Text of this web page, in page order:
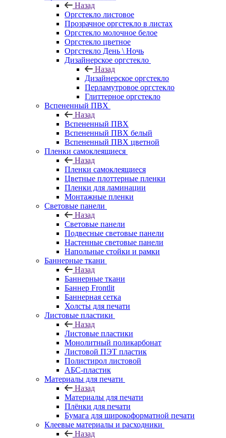
Назад
Оргстекло листовое
Прозрачное оргстекло в листах
Оргстекло молочное белое
Оргстекло цветное
Оргстекло День \ Ночь
Дизайнерское оргстекло
Назад
Дизайнерское оргстекло
Перламутровое оргстекло
Глиттерное оргстекло
Вспененный ПВХ
Назад
Вспененный ПВХ
Вспененный ПВХ белый
Вспененный ПВХ цветной
Пленки самоклеящиеся
Назад
Пленки самоклеящиеся
Цветные плоттерные пленки
Пленки для ламинации
Монтажные пленки
Световые панели
Назад
Световые панели
Подвесные световые панели
Настенные световые панели
Напольные стойки и рамки
Баннерные ткани
Назад
Баннерные ткани
Баннер Frontlit
Баннерная сетка
Холсты для печати
Листовые пластики
Назад
Листовые пластики
Монолитный поликарбонат
Листовой ПЭТ пластик
Полистирол листовой
АБС-пластик
Материалы для печати
Назад
Материалы для печати
Плёнки для печати
Бумага для широкоформатной печати
Клеевые материалы и расходники
Назад